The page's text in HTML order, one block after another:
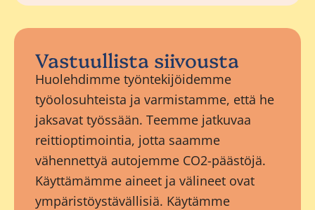
Vastuullista siivousta
Huolehdimme työntekijöidemme
työolosuhteista ja varmistamme, että he
jaksavat työssään. Teemme jatkuvaa
reittioptimointia, jotta saamme
vähennettyä autojemme CO2-päästöjä.
Käyttämämme aineet ja välineet ovat
ympäristöystävällisiä. Käytämme